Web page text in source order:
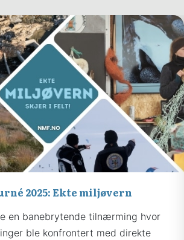
2025: Ekte miljøvern
en banebrytende tilnærming hvor
ble konfrontert med direkte